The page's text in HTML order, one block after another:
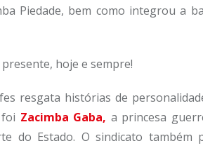
Piedade, bem como integrou a
hoje e sempre!
resgata histórias de
Zacimba Gaba, a princesa
do Estado. O sindicato também